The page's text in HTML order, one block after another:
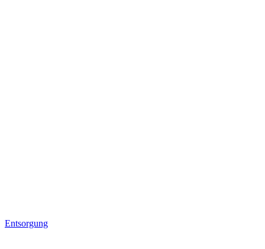
Entsorgung